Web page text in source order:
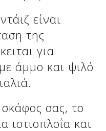
είναι
της
για
άμμο και ψιλό
σας, το
ιστιοπλοΐα και